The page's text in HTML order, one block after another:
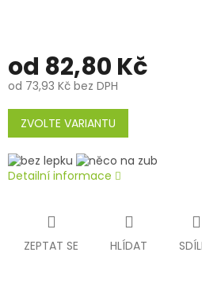
od 82,80 Kč
od 73,93 Kč bez DPH
Měrná
cena:
ZVOLTE VARIANTU
Detailní informace
ZEPTAT SE HLÍDAT